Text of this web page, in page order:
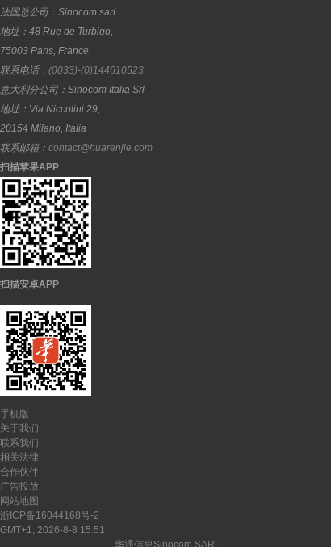
法国总公司： Sinocom sarl
地址： 48 Rue de Turbigo,
75003 Paris, France
联系电话： (0033)-(0)144610523
意大利分公司： Sinocom Italia Srl
地址： Via Niccolini 29,
20154 Milano, Italia
联系邮箱： contact@huarenjie.com
扫描苹果APP
扫描安卓APP
手机版
关于我们
联系我们
相关法律
合作伙伴
广告投放
网站地图
浙ICP备16044168号-2
GMT+1, 2026-8-8 15:51
华通信息Sinocom SARL